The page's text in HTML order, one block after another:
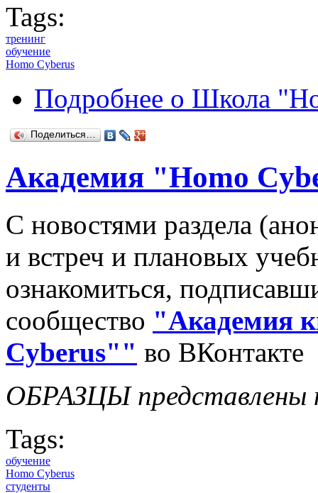
Tags:
тренинг
обучение
Homo Cyberus
Подробнее о Школа
Поделиться…
Академия "Homo
С новостями раздела
и встреч и плановых
ознакомиться,
сообщество "Академия
Cyberus"" во ВКонтакте
ОБРАЗЦЫ представлены
Tags:
обучение
Homo Cyberus
студенты